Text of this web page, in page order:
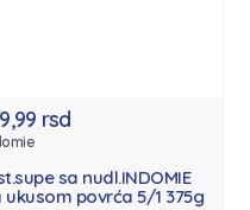
rsd
sa nudl.INDOMIE
ukusom povrća 5/1 375g